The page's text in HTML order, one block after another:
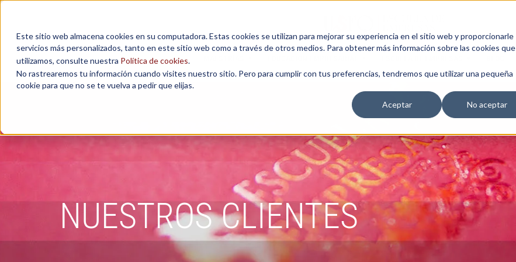
Este sitio web almacena cookies en su computadora. Estas cookies se utilizan para mejorar su experiencia en el sitio web y proporcionarle
servicios más personalizados, tanto en este sitio web como a través de otros medios. Para obtener más información sobre las cookies que
utilizamos, consulte nuestra Política de cookies.
No rastrearemos tu información cuando visites nuestro sitio. Pero para cumplir con tus preferencias, tendremos que utilizar una pequeña
cookie para que no se te vuelva a pedir que elijas.
Aceptar
No aceptar
NUESTROS CLIENTES